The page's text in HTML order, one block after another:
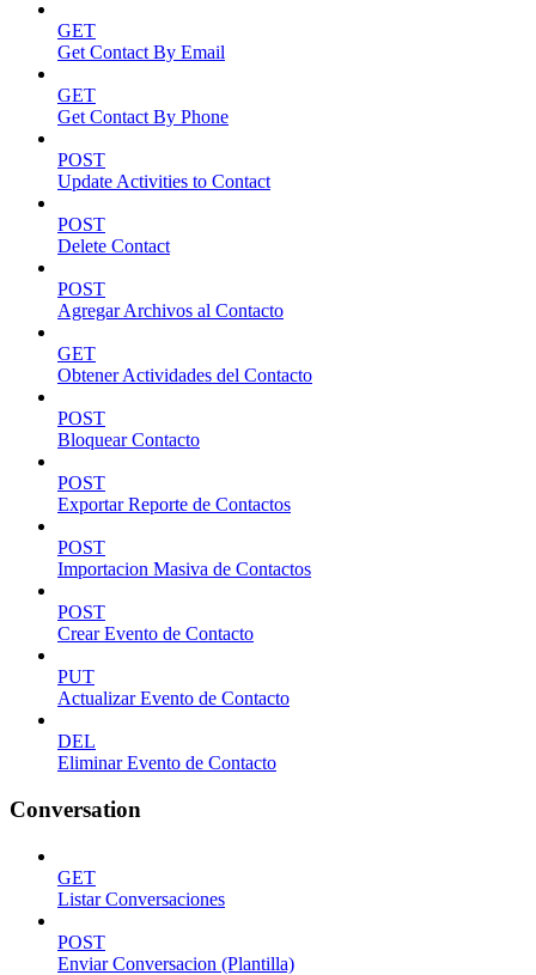
GET
Get Contact By Email
GET
Get Contact By Phone
POST
Update Activities to Contact
POST
Delete Contact
POST
Agregar Archivos al Contacto
GET
Obtener Actividades del Contacto
POST
Bloquear Contacto
POST
Exportar Reporte de Contactos
POST
Importacion Masiva de Contactos
POST
Crear Evento de Contacto
PUT
Actualizar Evento de Contacto
DEL
Eliminar Evento de Contacto
Conversation
GET
Listar Conversaciones
POST
Enviar Conversacion (Plantilla)